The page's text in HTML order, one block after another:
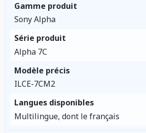
Gamme produit
Sony Alpha
Série produit
Alpha 7C
Modèle précis
ILCE-7CM2
Langues disponibles
Multilingue, dont le français